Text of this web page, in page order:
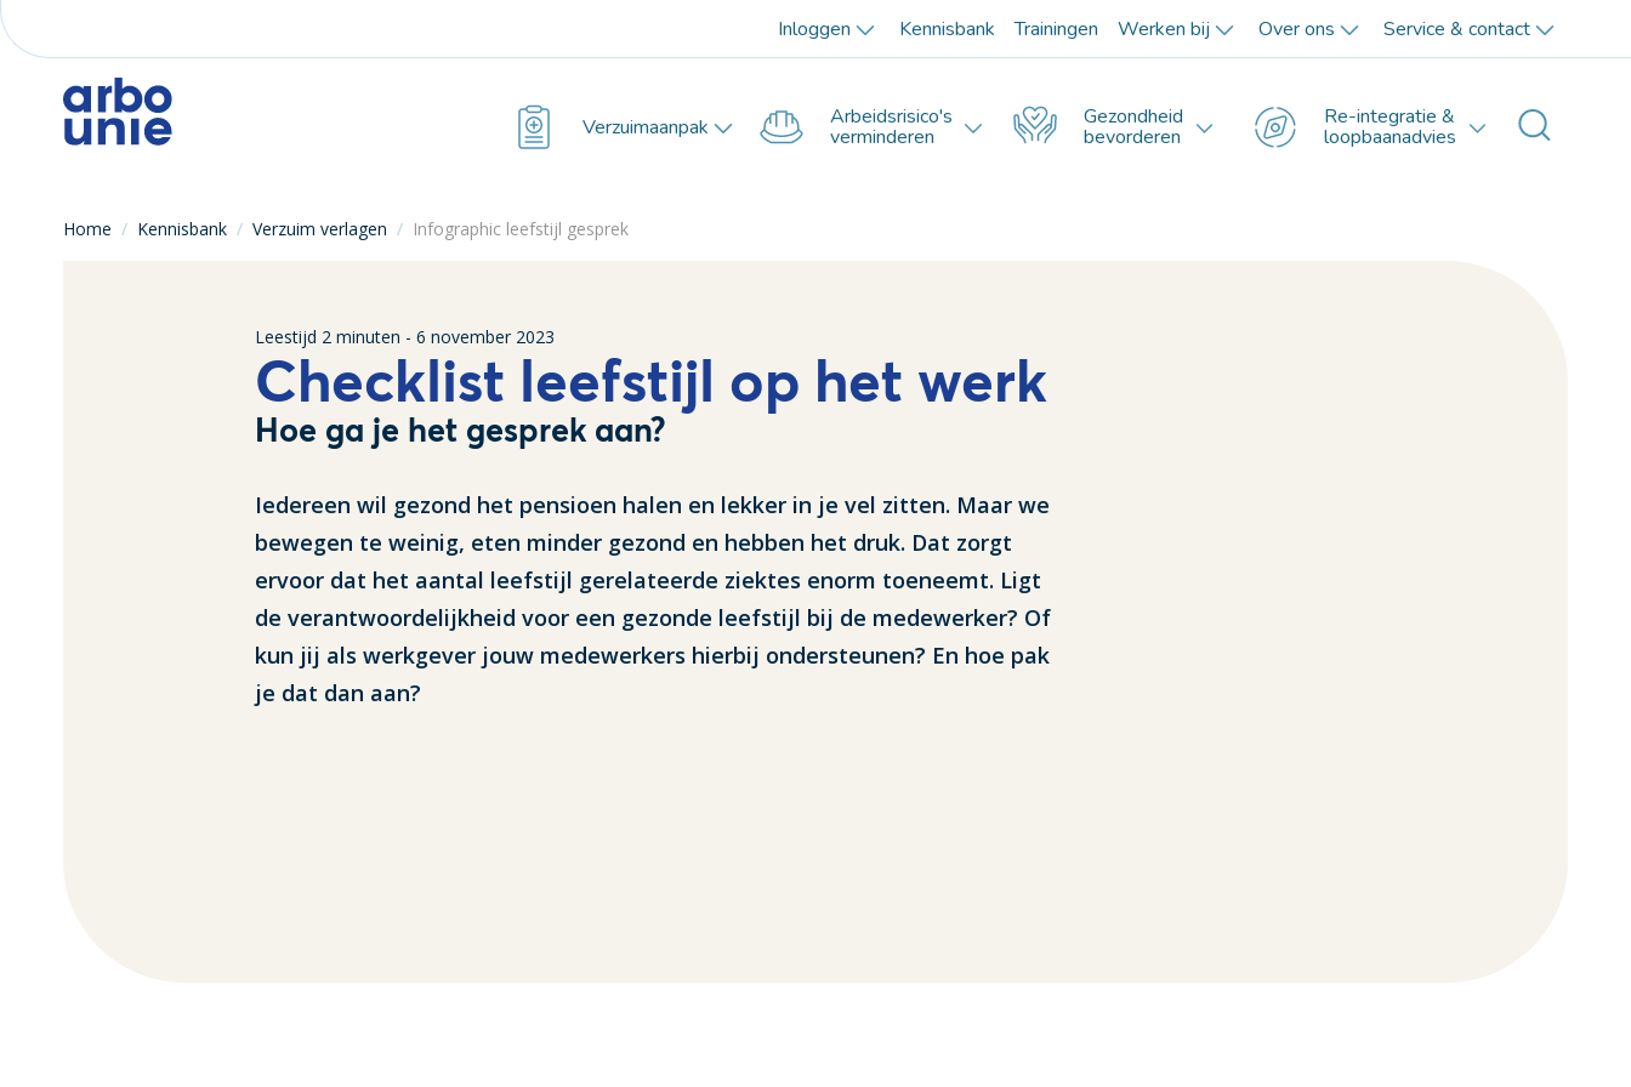
Inloggen Kennisbank Trainingen Werken bij Over ons Service & contact
Verzuimaanpak Arbeidsrisico's
verminderen
Gezondheid
bevorderen
Re-integratie &
loopbaanadvies
Home / Kennisbank / Verzuim verlagen / Infographic leefstijl gesprek
Leestijd 2 minuten -6 november 2023
Checklist leefstijl op het werk
Hoe ga je het gesprek aan?
Iedereen wil gezond het pensioen halen en lekker in je vel zitten. Maar we
bewegen te weinig, eten minder gezond en hebben het druk. Dat zorgt
ervoor dat het aantal leefstijl gerelateerde ziektes enorm toeneemt. Ligt
de verantwoordelijkheid voor een gezonde leefstijl bij de medewerker? Of
kun jij als werkgever jouw medewerkers hierbij ondersteunen? En hoe pak
je dat dan aan?